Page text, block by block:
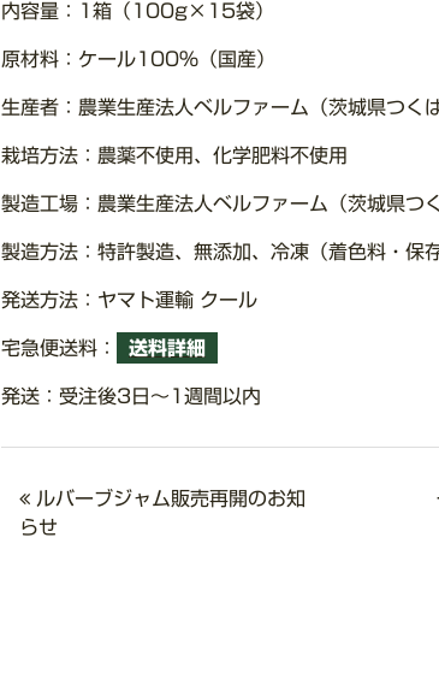
内容量：1箱（100g×15袋）
原材料：ケール100%（国産）
生産者：農業生産法人ベルファーム（茨城県つくば
栽培方法：農薬不使用、化学肥料不使用
製造工場：農業生産法人ベルファーム（茨城県つ
製造方法：特許製造、無添加、冷凍（着色料・保
発送方法：ヤマト運輸 クール
宅急便送料： 送料詳細
発送：受注後3日～1週間以内
ルバーブジャム販売再開のお知
らせ